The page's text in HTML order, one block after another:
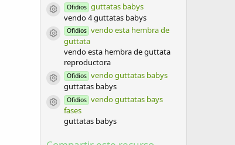
Icono del recurso
Ofidios guttatas babys
vendo 4 guttatas babys
Icono del recurso
Ofidios vendo esta hembra de
guttata
vendo esta hembra de guttata
reproductora
Icono del recurso
Ofidios vendo guttatas babys
guttatas babys
Icono del recurso
Ofidios vendo guttatas bays
fases
guttatas babys